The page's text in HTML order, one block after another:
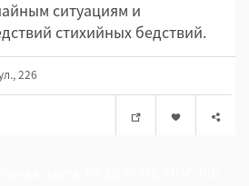
ситуациям и
стихийных бедствий.
226